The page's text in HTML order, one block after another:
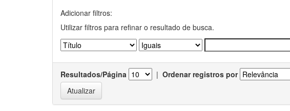
Adicionar filtros:
Utilizar filtros para refinar o resultado de busca.
Resultados/Página | Ordenar registros por